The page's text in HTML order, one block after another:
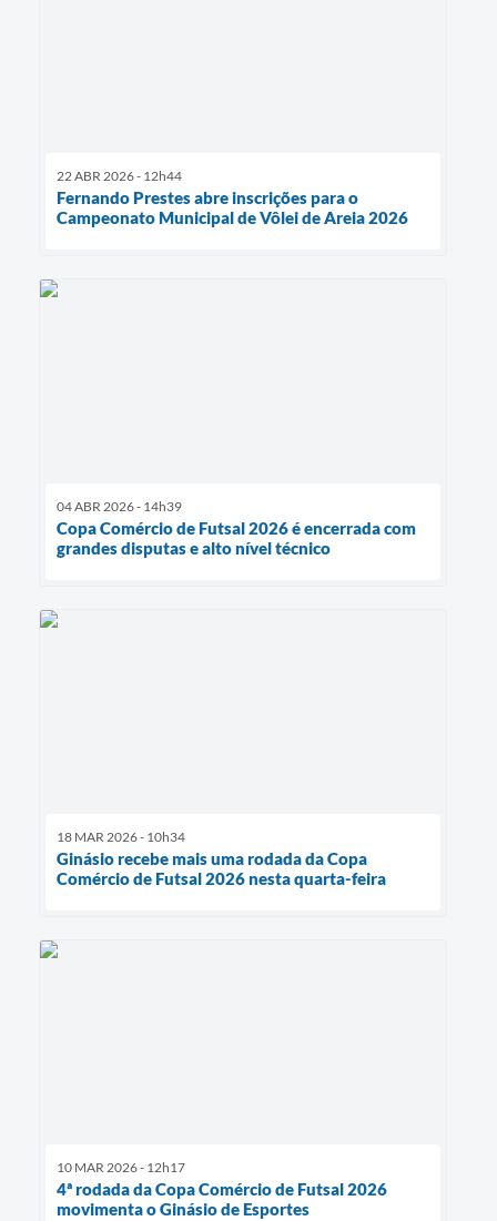
22 ABR 2026 - 12h44
Fernando Prestes abre inscrições para o
Campeonato Municipal de Vôlei de Areia 2026
04 ABR 2026 - 14h39
Copa Comércio de Futsal 2026 é encerrada com
grandes disputas e alto nível técnico
18 MAR 2026 - 10h34
Ginásio recebe mais uma rodada da Copa
Comércio de Futsal 2026 nesta quarta-feira
10 MAR 2026 - 12h17
4ª rodada da Copa Comércio de Futsal 2026
movimenta o Ginásio de Esportes